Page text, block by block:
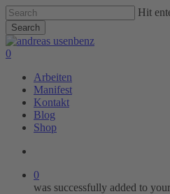
Skip
to
main
content
Hit
Search
Close
Search
search
0
Arbeiten
Manifest
Kontakt
Blog
Shop
0
was successfully added to